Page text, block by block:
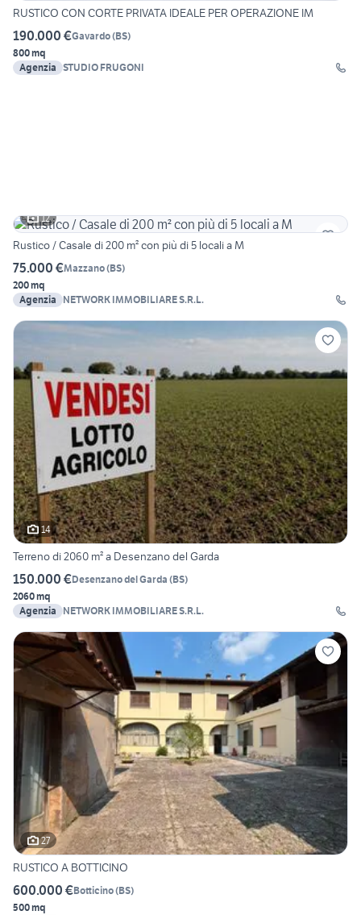
RUSTICO CON CORTE PRIVATA IDEALE PER OPERAZIONE IM
190.000 €Gavardo(BS)
800 mq
Agenzia STUDIO FRUGONI
12
Rustico / Casale di 200 m² con più di 5 locali a M
75.000 €Mazzano(BS)
200 mq
Agenzia
NETWORK IMMOBILIARE S.R.L.
14
Terreno di 2060 m² a Desenzano del Garda
150.000 €Desenzano del Garda (BS)
2060 mq
Agenzia
NETWORK IMMOBILIARE S.R.L.
27
RUSTICO A BOTTICINO
600.000 €Botticino(BS)
500 mq